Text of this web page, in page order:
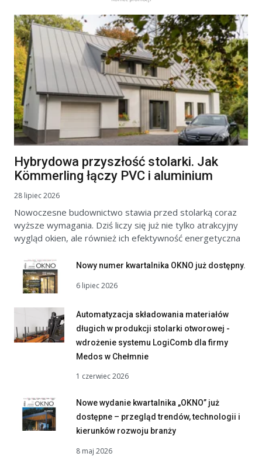
Hybrydowa przyszłość stolarki. Jak
Kömmerling łączy PVC i aluminium
28 lipiec 2026
Nowoczesne budownictwo stawia przed stolarką coraz
wyższe wymagania. Dziś liczy się już nie tylko atrakcyjny
wygląd okien, ale również ich efektywność energetyczna
Nowy numer kwartalnika OKNO już dostępny.
6 lipiec 2026
Automatyzacja składowania materiałów
długich w produkcji stolarki otworowej -
wdrożenie systemu LogiComb dla firmy
Medos w Chełmnie
1 czerwiec 2026
Nowe wydanie kwartalnika „OKNO” już
dostępne – przegląd trendów, technologii i
kierunków rozwoju branży
8 maj 2026